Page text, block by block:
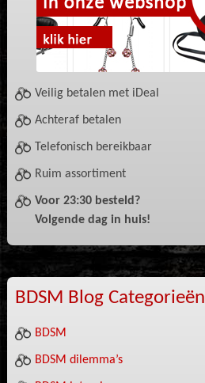
Veilig betalen met iDeal
Achteraf betalen
Telefonisch bereikbaar
Ruim assortiment
Voor 23:30 besteld?
Volgende dag in huis!
BDSM Blog Categorieën
BDSM
BDSM dilemma’s